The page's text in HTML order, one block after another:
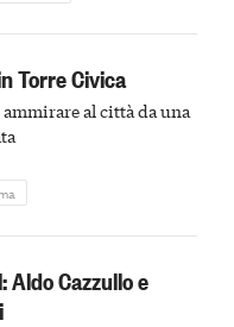
Torre Civica
al città da una
Aldo Cazzullo e